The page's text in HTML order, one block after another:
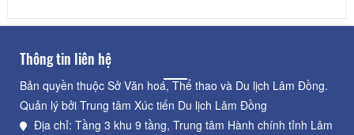
Thông tin liên hệ
Bản quyền thuộc Sở Văn hoá, Thể thao và Du lịch Lâm Đồng.
Quản lý bởi Trung tâm Xúc tiến Du lịch Lâm Đồng
Địa chỉ: Tầng 3 khu 9 tầng, Trung tâm Hành chính tỉnh Lâm